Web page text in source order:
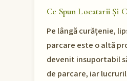
Ce Spun Locatarii Și
Pe lângă curățenie,
parcare este o altă
devenit insuportabil
de parcare, iar